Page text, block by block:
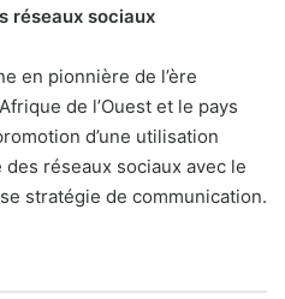
réseaux sociaux
en pionnière de l’ère
de l’Ouest et le pays
d’une utilisation
réseaux sociaux avec le
stratégie de communication.